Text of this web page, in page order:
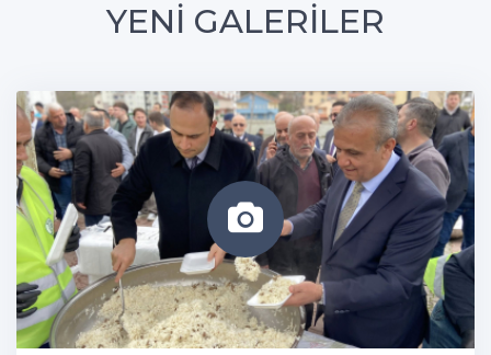
YENİ GALERİLER